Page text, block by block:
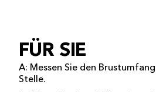
FÜR SIE
A: Messen Sie den
Stelle.